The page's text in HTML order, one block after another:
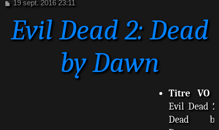
M
s
a
19 sept. 2016 23:11
Evil Dead 2: Dead
by Dawn
Titre VO:
Evil Dead 2:
Dead by